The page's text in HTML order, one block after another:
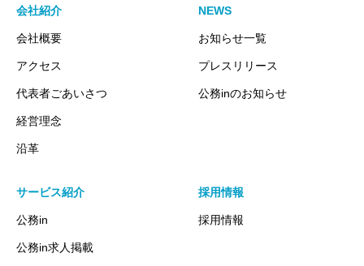
会社紹介
会社概要
アクセス
代表者ごあいさつ
経営理念
沿革
NEWS
お知らせ一覧
プレスリリース
公務inのお知らせ
サービス紹介
公務in
公務in求人掲載
採用情報
採用情報